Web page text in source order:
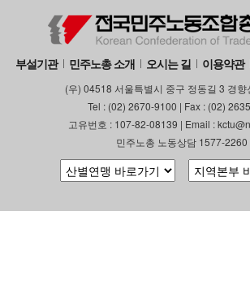
부설기관 민주노총 소개 오시는 길 이용약관
(우) 04518 서울특별시 중구 정동길 3 경향
Tel : (02) 2670-9100 | Fax : (02)
고유번호 : 107-82-08139 | Email :
민주노총 노동상담 1577-2260